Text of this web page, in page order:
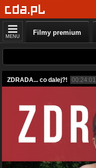
MENU Filmy premium
ZDRADA... co dalej?! 00:24:01